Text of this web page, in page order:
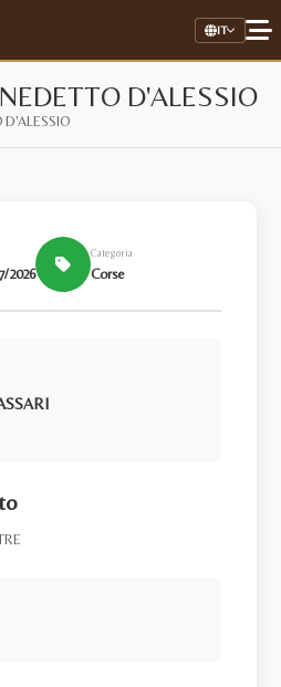
IT
D'ALESSIO
D'ALESSIO
2026
Categoria
Corse